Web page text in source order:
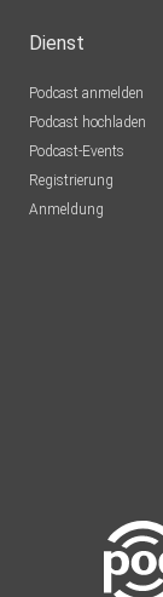
Dienst
Podcast anmelden
Podcast hochladen
Podcast-Events
Registrierung
Anmeldung